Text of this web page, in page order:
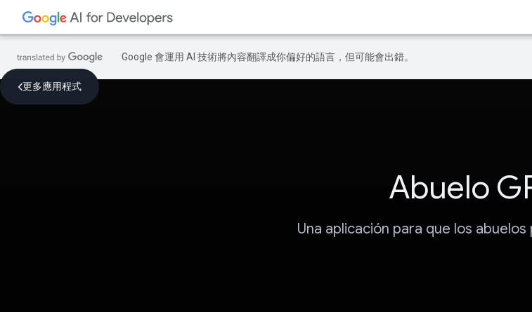
Google 會運用 AI 技術將內容翻譯成你偏好的語言，但可能會出錯。
更多應用程式
Abuelo
Una aplicación para que los